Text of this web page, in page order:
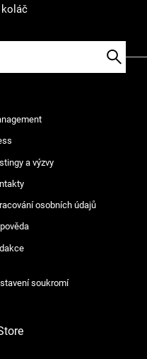
a výzvy
osobních údajů
soukromí